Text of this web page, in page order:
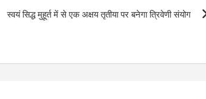
स्वयं सिद्ध मुहूर्त में से एक अक्षय तृतीया पर बनेगा त्रिवेणी संयोग